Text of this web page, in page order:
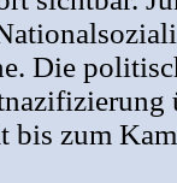
Die
bis zum